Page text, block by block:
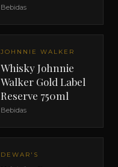
Bebidas
JOHNNIE WALKER
Whisky Johnnie
Walker Gold Label
Reserve 750ml
Bebidas
DEWAR'S